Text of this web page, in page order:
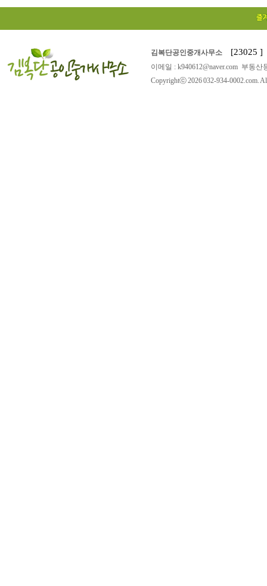
김복단공인중개사무소 [23025 ]
이메일 : k940612@naver.com 부동
Copyrightⓒ 2026 032-934-0002.com.